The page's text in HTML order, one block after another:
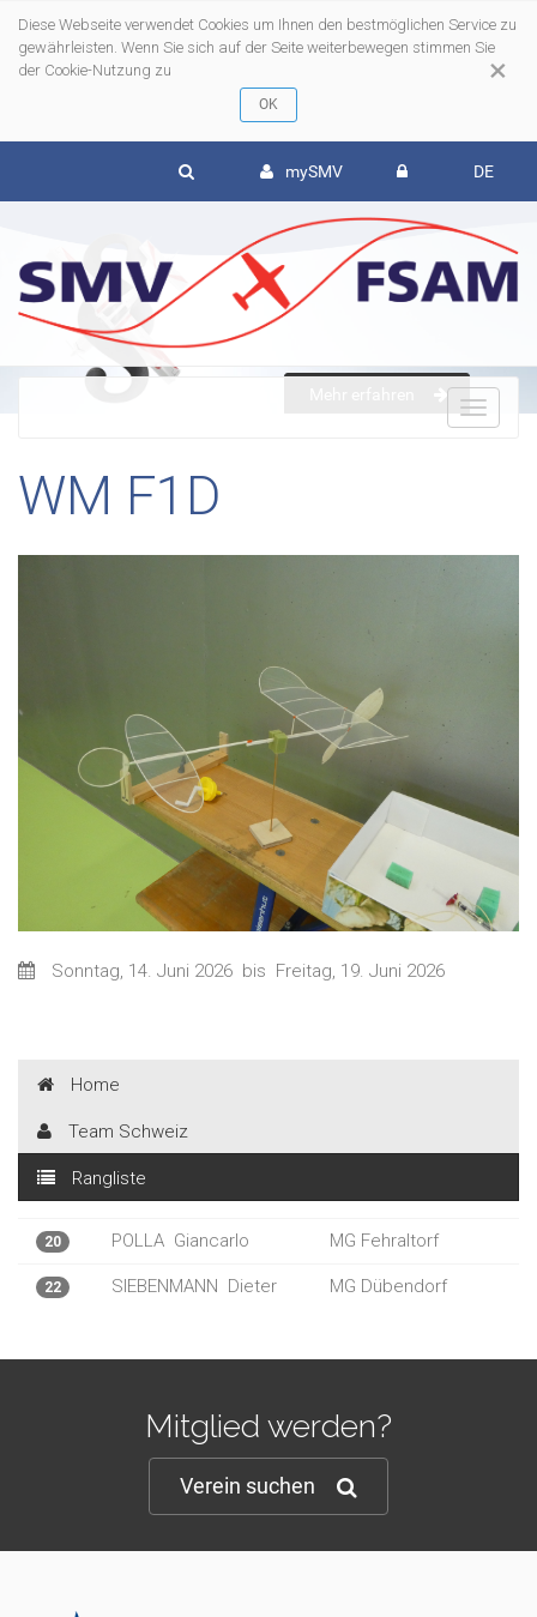
×
Diese Webseite verwendet Cookies um Ihnen den bestmöglichen Service zu
gewährleisten. Wenn Sie sich auf der Seite weiterbewegen stimmen Sie
der Cookie-Nutzung zu
mySMV DE
WM F1D
Sonntag, 14. Juni 2026 bis Freitag, 19. Juni 2026
Home
Team Schweiz
Rangliste
20 POLLA Giancarlo MG Fehraltorf
22 SIEBENMANN Dieter MG Dübendorf
Mitglied werden?
Verein suchen